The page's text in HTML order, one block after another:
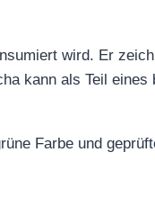
wird. Er
kann als Teil
Farbe und